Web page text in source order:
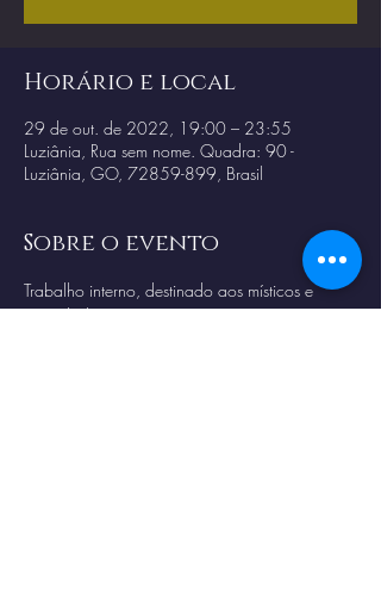
Horário e local
29 de out. de 2022, 19:00 – 23:55
Luziânia, Rua sem nome. Quadra: 90 -
Luziânia, GO, 72859-899, Brasil
Sobre o evento
Trabalho interno, destinado aos místicos e
convidados, para orientação e